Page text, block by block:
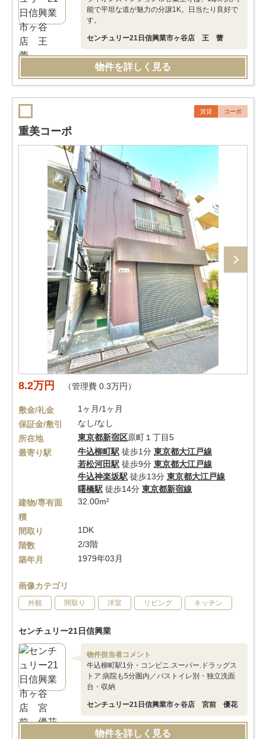
能で平坦な道が魅力の分譲1K。日当たり良好で
す。
センチュリー21日信興業市ヶ谷店 王 蕾
物件を詳しく見る
賃貸 コーポ
重美コーポ
8.2万円 （管理費 0.3万円）
敷金/礼金
1ヶ月/1ヶ月
保証金/敷引
なし/なし
所在地
東京都新宿区原町１丁目5
最寄り駅
牛込柳町駅 徒歩1分 東京都大江戸線
若松河田駅 徒歩9分 東京都大江戸線
牛込神楽坂駅 徒歩13分 東京都大江戸線
曙橋駅 徒歩14分 東京都新宿線
建物/専有面
積
32.00m²
間取り
1DK
階数
2/3階
築年月
1979年03月
画像カテゴリ
外観 間取り 洋室 リビング キッチン
センチュリー21日信興業
物件担当者コメント
牛込柳町駅1分・コンビニ.スーパー.ドラッグス
トア.病院も5分圏内／バストイレ別・独立洗面
台・収納
センチュリー21日信興業市ヶ谷店 宮前 優花
物件を詳しく見る